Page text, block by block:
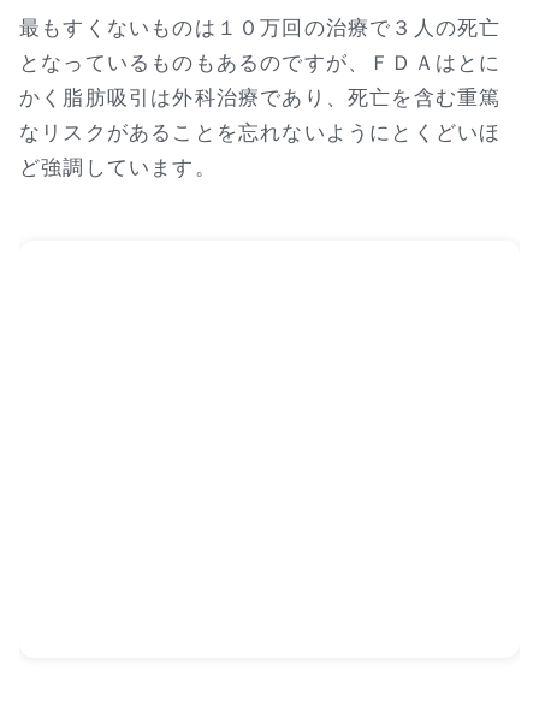
最もすくないものは１０万回の治療で３人の死亡
となっているものもあるのですが、ＦＤＡはとに
かく脂肪吸引は外科治療であり、死亡を含む重篤
なリスクがあることを忘れないようにとくどいほ
ど強調しています。